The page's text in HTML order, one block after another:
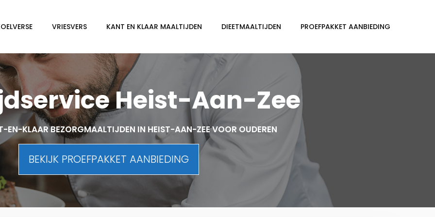
VRIESVERS KANT EN KLAAR MAALTIJDEN DIEETMAALTIJDEN PROEFPAKKET AANBIEDING
Heist-Aan-Zee
EN-KLAAR BEZORGMAALTIJDEN IN HEIST-AAN-ZEE VOOR OUDEREN
BEKIJK PROEFPAKKET AANBIEDING